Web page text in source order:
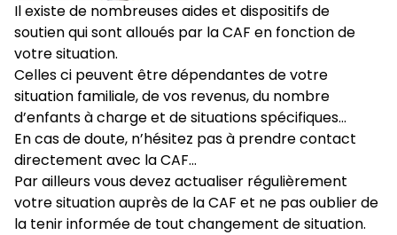
Il existe de nombreuses aides et dispositifs de
soutien qui sont alloués par la CAF en fonction de
votre situation.
Celles ci peuvent être dépendantes de votre
situation familiale, de vos revenus, du nombre
d’enfants à charge et de situations spécifiques…
En cas de doute, n’hésitez pas à prendre contact
directement avec la CAF…
Par ailleurs vous devez actualiser régulièrement
votre situation auprès de la CAF et ne pas oublier de
la tenir informée de tout changement de situation.